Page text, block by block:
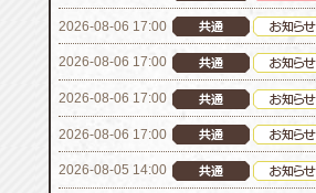
2026-08-06 17:00
2026-08-06 17:00
2026-08-06 17:00
2026-08-06 17:00
2026-08-05 14:00